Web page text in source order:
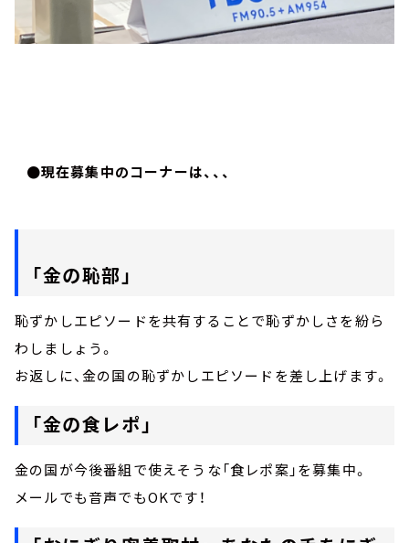
●現在募集中のコーナーは、、、
「金の恥部」
恥ずかしエピソードを共有することで恥ずかしさを紛ら
わしましょう。
お返しに、金の国の恥ずかしエピソードを差し上げます。
「金の食レポ」
金の国が今後番組で使えそうな「食レポ案」を募集中。
メールでも音声でもOKです！